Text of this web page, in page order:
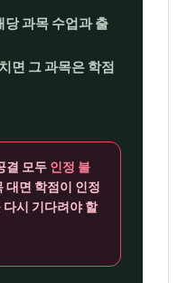
과목 수업과 출
면 그 과목은 학점
결 모두 인정 불
대면 학점이 인정
다시 기다려야 할